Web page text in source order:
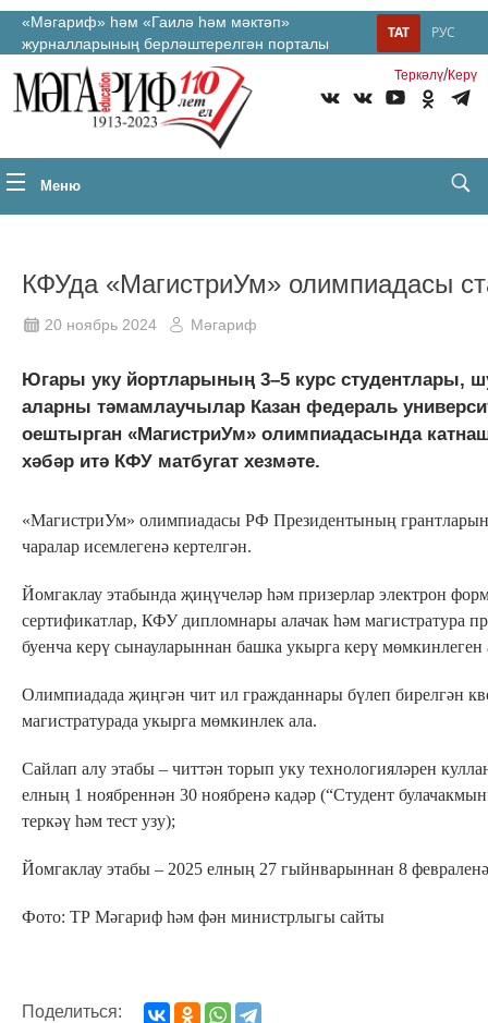
«Мәгариф» һәм «Гаилә һәм мәктәп»
журналларының берләштерелгән порталы
РУС
ТАТ
Теркəлү/Керү
Меню
КФУда «МагистриУм» олимпиадасы
20 ноябрь 2024 Мәгариф
Югары уку йортларының 3–5 курс студентлары,
аларны тәмамлаучылар Казан федераль
оештырган «МагистриУм» олимпиадасында
хәбәр итә КФУ матбугат хезмәте.
«МагистриУм» олимпиадасы РФ Президентының грантларын
чаралар исемлегенә кертелгән.
Йомгаклау этабында җиңүчеләр һәм призерлар электрон
сертификатлар, КФУ дипломнары алачак һәм магистратура
буенча керү сынауларыннан башка укырга керү мөмкинлеген
Олимпиадада җиңгән чит ил гражданнары бүлеп бирелгән
магистратурада укырга мөмкинлек ала.
Сайлап алу этабы – читтән торып уку технологияләрен
елның 1 ноябреннән 30 ноябренә кадәр (“Студент
теркәү һәм тест узу);
Йомгаклау этабы – 2025 елның 27 гыйнварыннан 8
Фото: ТР Мәгариф һәм фән министрлыгы сайты
Поделиться: